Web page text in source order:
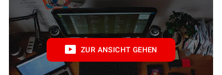
ZUR ANSICHT GEHEN